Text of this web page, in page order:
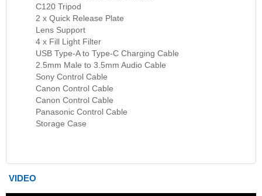
C120 Tripod
2 x Quick Release Plate
Lens Support
4 x Fill Light Filter
USB Type-A to Type-C Charging Cable
2.5mm Male to 3.5mm Audio Cable
Sony Control Cable
Canon Control Cable
Canon Control Cable
Panasonic Control Cable
Storage Case
VIDEO